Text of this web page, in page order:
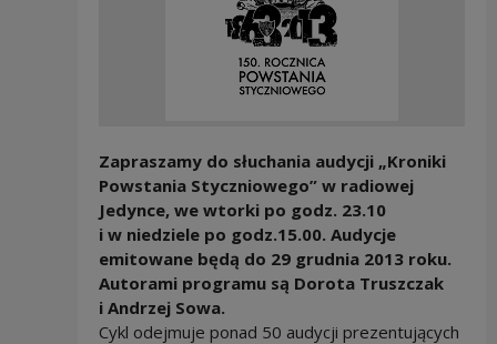
Zapraszamy do słuchania audycji „Kroniki
Powstania Styczniowego” w radiowej
Jedynce, we wtorki po godz. 23.10
i w niedziele po godz.15.00. Audycje
emitowane będą do 29 grudnia 2013 roku.
Autorami programu są Dorota Truszczak
i Andrzej Sowa.
Cykl odejmuje ponad 50 audycji prezentujących